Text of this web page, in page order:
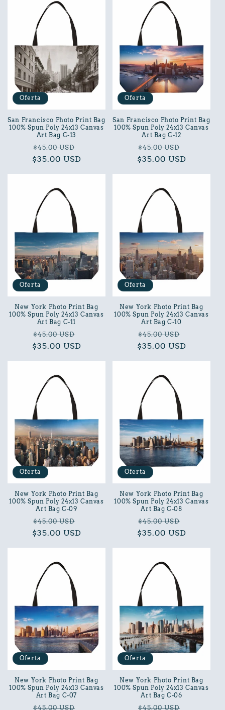
Oferta
San Francisco Photo Print Bag
100% Spun Poly 24x13 Canvas
Art Bag C-13
Precio
habitual
$45.00 USD
de
$35.00 USD
Oferta
San Francisco Photo Print Bag
100% Spun Poly 24x13 Canvas
Art Bag C-12
Precio
habitual
$45.00 USD
de
$35.00 USD
Oferta
New York Photo Print Bag
100% Spun Poly 24x13 Canvas
Art Bag C-11
Precio
habitual
$45.00 USD
de
$35.00 USD
Oferta
New York Photo Print Bag
100% Spun Poly 24x13 Canvas
Art Bag C-10
Precio
habitual
$45.00 USD
de
$35.00 USD
Oferta
New York Photo Print Bag
100% Spun Poly 24x13 Canvas
Art Bag C-09
Precio
habitual
$45.00 USD
de
$35.00 USD
Oferta
New York Photo Print Bag
100% Spun Poly 24x13 Canvas
Art Bag C-08
Precio
habitual
$45.00 USD
de
$35.00 USD
Oferta
New York Photo Print Bag
100% Spun Poly 24x13 Canvas
Art Bag C-07
Precio
$45.00 USD
Oferta
New York Photo Print Bag
100% Spun Poly 24x13 Canvas
Art Bag C-06
Precio
$45.00 USD